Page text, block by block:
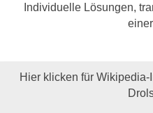
Individuelle Lösungen,
Hier klicken für